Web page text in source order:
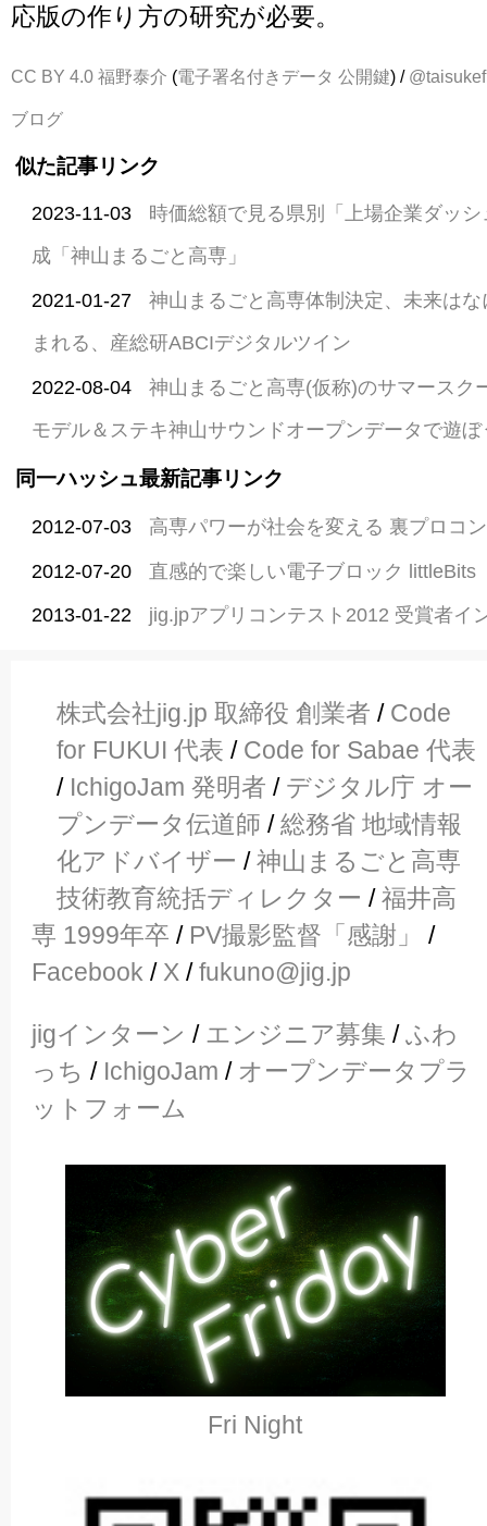
応版の作り方の研究が必要。
CC BY 4.0 福野泰介 (電子署名付きデータ 公開鍵) / @taisukef
ブログ
似た記事リンク
2023-11-03
時価総額で見る県別「上場企業ダッ
成「神山まるごと高専」
2021-01-27
神山まるごと高専体制決定、未来は
まれる、産総研ABCIデジタルツイン
2022-08-04
神山まるごと高専(仮称)のサマースク
モデル＆ステキ神山サウンドオープンデータで遊ぼ
同一ハッシュ最新記事リンク
2012-07-03 高専パワーが社会を変える 裏プロコ
2012-07-20 直感的で楽しい電子ブロック littleBits
2013-01-22 jig.jpアプリコンテスト2012 受賞者イ
株式会社jig.jp 取締役 創業者 / Code
for FUKUI 代表 / Code for Sabae 代表
/ IchigoJam 発明者 / デジタル庁 オー
プンデータ伝道師 /総務省 地域情報
化アドバイザー /神山まるごと高専
技術教育統括ディレクター /福井高
専 1999年卒 / PV撮影監督「感謝」
/
Facebook / X /fukuno@jig.jp
jigインターン / エンジニア募集 /ふわ
っち / IchigoJam / オープンデータプラ
ットフォーム
Fri Night